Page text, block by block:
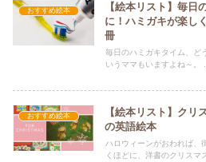
おすすめ絵本
【絵本リスト】毎日
に！ハミガキが楽し
冊
毎日のハミガキタイム、ど
おすすめ絵本
【絵本リスト】クリ
の英語絵本
ハロウィーンがおわれば、
くほどに、洋書のクリスマ